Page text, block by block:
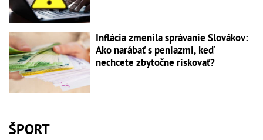
Inflácia zmenila správanie Slovákov:
Ako narábať s peniazmi, keď
nechcete zbytočne riskovať?
ŠPORT